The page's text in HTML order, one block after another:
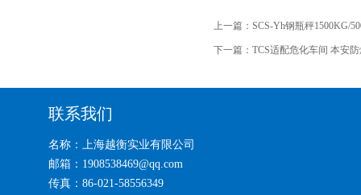
上一篇： SCS-Yh钢瓶秤1500KG/
下一篇： TCS适配危化车间 本安
联系我们
名称：上海越衡实业有限公司
邮箱：1908538469@qq.com
传真：86-021-58556349